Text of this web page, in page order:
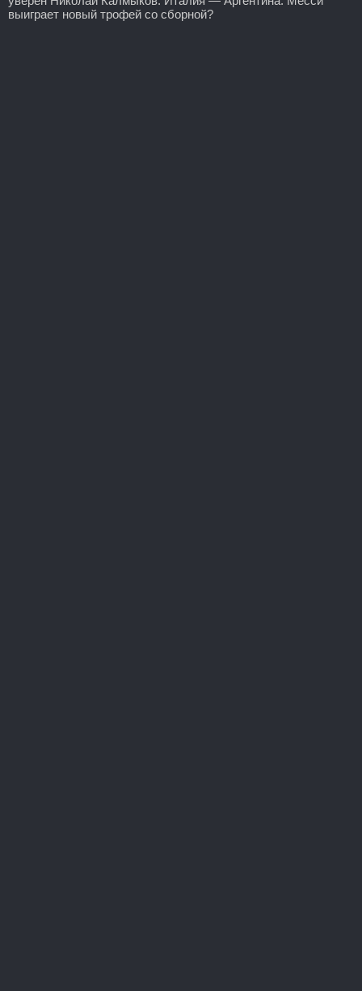
выиграет новый трофей со сборной?